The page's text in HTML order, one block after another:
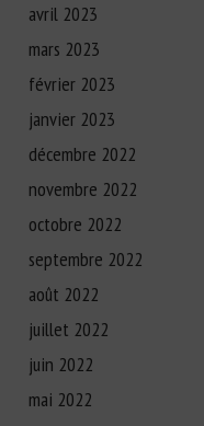
avril 2023
mars 2023
février 2023
janvier 2023
décembre 2022
novembre 2022
octobre 2022
septembre 2022
août 2022
juillet 2022
juin 2022
mai 2022